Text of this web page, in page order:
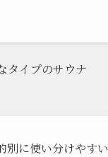
タイプのサウナ
別に使い分けやすい